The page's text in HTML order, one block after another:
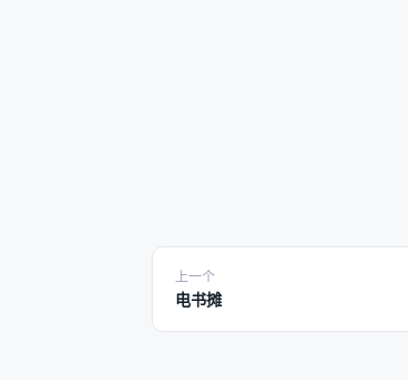
上一个
电书摊